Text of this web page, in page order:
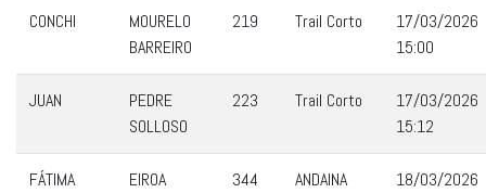
CONCHI
MOURELO
BARREIRO
219 Trail Corto
17/03/2026
15:00
JUAN
PEDRE
SOLLOSO
223 Trail Corto
17/03/2026
15:12
FÁTIMA
EIROA
344 ANDAINA
18/03/2026